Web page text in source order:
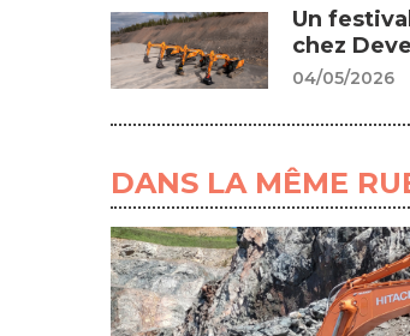
Un
chez
04/05/2026
DANS LA MÊME